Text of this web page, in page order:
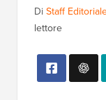
DiStaff
lettore